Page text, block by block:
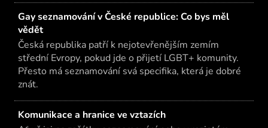
Gay seznamování v České republice: Co bys měl
vědět
Česká republika patří k nejotevřenějším zemím
střední Evropy, pokud jde o přijetí LGBT+ komunity.
Přesto má seznamování svá specifika, která je dobré
znát.
Komunikace a hranice ve vztazích